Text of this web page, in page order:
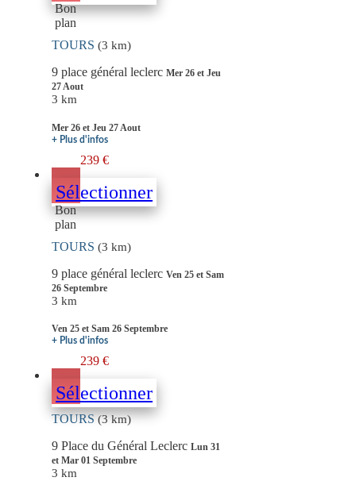
Bon
plan
TOURS (3 km)
9 place général leclerc Mer 26 et Jeu
27 Aout
3 km
Mer 26 et Jeu 27 Aout
+ Plus d'infos
239 €
Sélectionner
Bon
plan
TOURS (3 km)
9 place général leclerc Ven 25 et Sam
26 Septembre
3 km
Ven 25 et Sam 26 Septembre
+ Plus d'infos
239 €
Sélectionner
TOURS(3 km)
9 Place du Général Leclerc Lun 31
et Mar 01 Septembre
3 km